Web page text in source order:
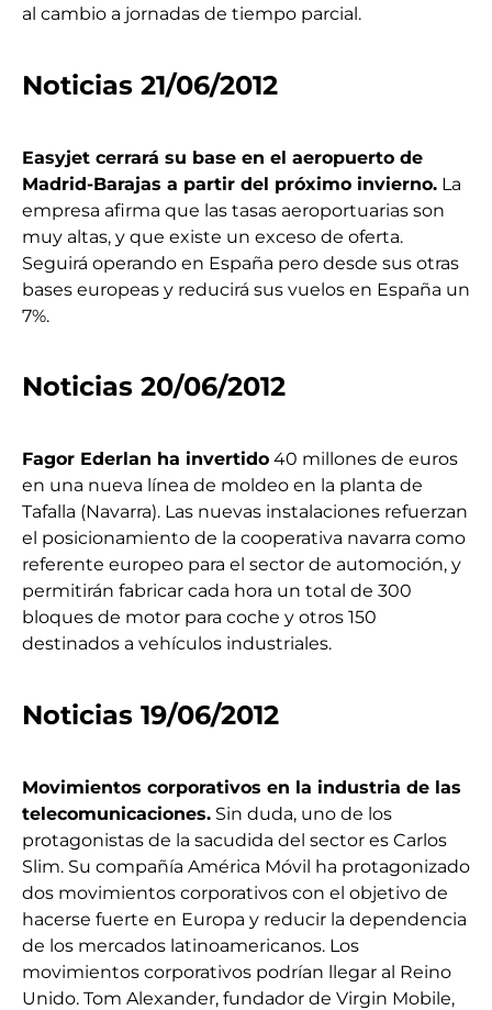
al cambio a jornadas de tiempo parcial.
Noticias 21/06/2012
Easyjet cerrará su base en el aeropuerto de
Madrid-Barajas a partir del próximo invierno. La
empresa afirma que las tasas aeroportuarias son
muy altas, y que existe un exceso de oferta.
Seguirá operando en España pero desde sus otras
bases europeas y reducirá sus vuelos en España un
7%.
Noticias 20/06/2012
Fagor Ederlan ha invertido 40 millones de euros
en una nueva línea de moldeo en la planta de
Tafalla (Navarra). Las nuevas instalaciones refuerzan
el posicionamiento de la cooperativa navarra como
referente europeo para el sector de automoción, y
permitirán fabricar cada hora un total de 300
bloques de motor para coche y otros 150
destinados a vehículos industriales.
Noticias 19/06/2012
Movimientos corporativos en la industria de las
telecomunicaciones. Sin duda, uno de los
protagonistas de la sacudida del sector es Carlos
Slim. Su compañía América Móvil ha protagonizado
dos movimientos corporativos con el objetivo de
hacerse fuerte en Europa y reducir la dependencia
de los mercados latinoamericanos. Los
movimientos corporativos podrían llegar al Reino
Unido. Tom Alexander, fundador de Virgin Mobile,